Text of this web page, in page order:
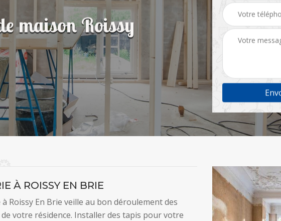
maison Roissy
À ROISSY EN BRIE
Roissy En Brie veille au bon déroulement des
votre résidence. Installer des tapis pour votre